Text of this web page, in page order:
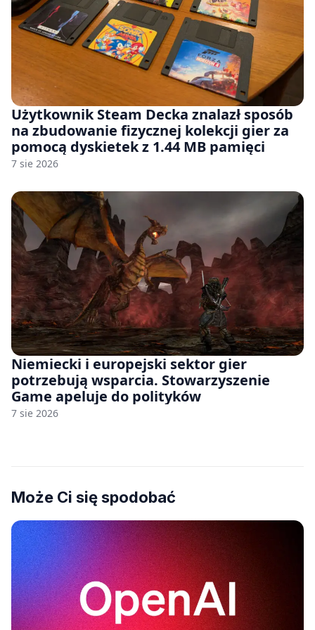
Użytkownik Steam Decka znalazł sposób
na zbudowanie fizycznej kolekcji gier za
pomocą dyskietek z 1.44 MB pamięci
7 sie 2026
Niemiecki i europejski sektor gier
potrzebują wsparcia. Stowarzyszenie
Game apeluje do polityków
7 sie 2026
Może Ci się spodobać